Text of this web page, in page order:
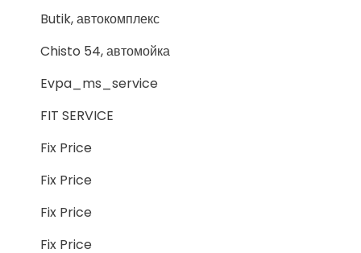
Butik, автокомплекс
Chisto 54, автомойка
Evpa_ms_service
FIT SERVICE
Fix Price
Fix Price
Fix Price
Fix Price